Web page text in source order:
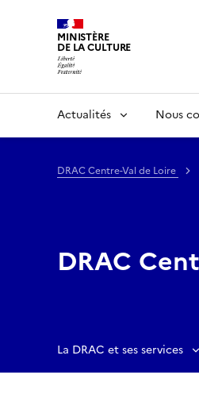
MINISTÈRE
DE LA CULTURE
Actualités Nous
DRAC Centre-Val de Loire
DRAC
La DRAC et ses services